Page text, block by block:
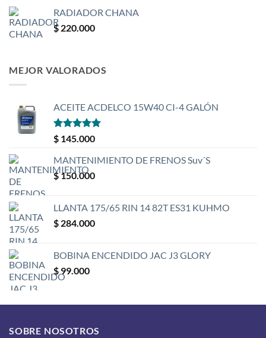
RADIADOR CHANA
$ 220.000
MEJOR VALORADOS
ACEITE ACDELCO 15W40 CI-4 GALÓN
Valorado
con
$ 145.000
MANTENIMIENTO DE FRENOS Suv´S
$150.000
LLANTA 175/65 RIN 14 82T ES31 KUHMO
$ 284.000
BOBINA ENCENDIDO JAC J3 GLORY
$ 99.000
SOBRE NOSOTROS